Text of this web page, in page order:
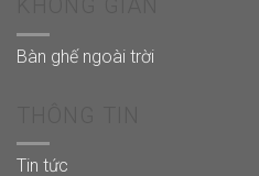
Bàn ghế ngoài trời
Tin tức